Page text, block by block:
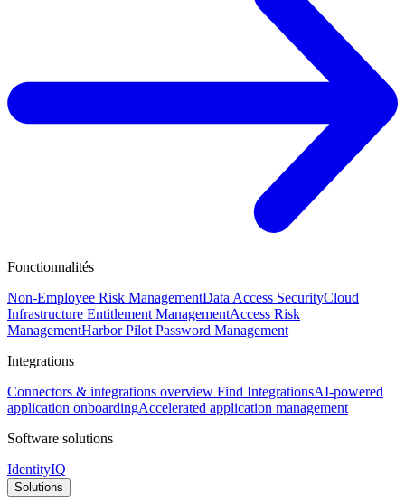
Fonctionnalités
Non-Employee Risk ManagementData Access SecurityCloud
Infrastructure Entitlement ManagementAccess Risk
ManagementHarbor Pilot Password Management
Integrations
Connectors & integrations overview Find IntegrationsAI-powered
application onboardingAccelerated application management
Software solutions
IdentityIQ
Solutions